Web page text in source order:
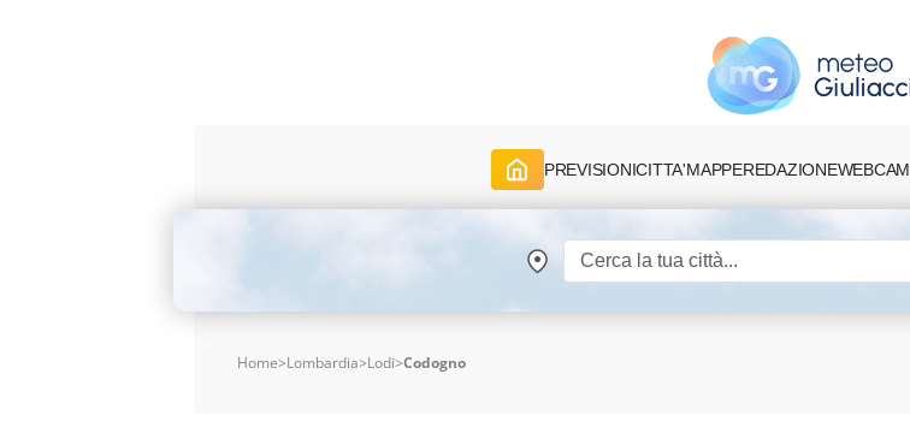
PREVISIONICITTA'MAPPEREDAZIONEWEBCAM
Home>Lombardia>Lodi>Codogno